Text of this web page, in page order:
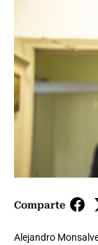
Comparte
Alejandro